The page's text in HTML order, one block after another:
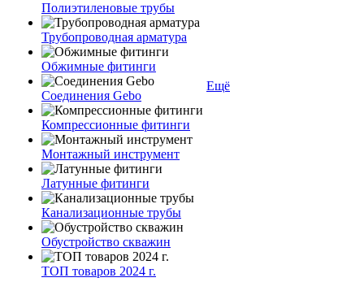
Полиэтиленовые трубы
Трубопроводная арматура
Обжимные фитинги
Соединения Gebo
Компрессионные фитинги
Монтажный инструмент
Латунные фитинги
Канализационные трубы
Обустройство скважин
ТОП товаров 2024 г.
Ещё